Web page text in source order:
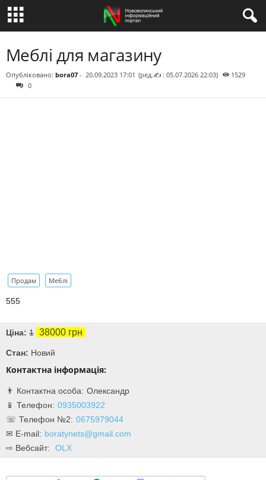
Меблі для магазину
Опубліковано: bora07 - 20.09.2023 17:01 (ред.✍ : 05.07.2026 22:03)
1529
0
Продам Меблі
555
Контактна інформація:
Олександр
0935003922
0675979044
boratynets@gmail.com
OLX
Ціна: 1 38000 грн
Стан: Новий